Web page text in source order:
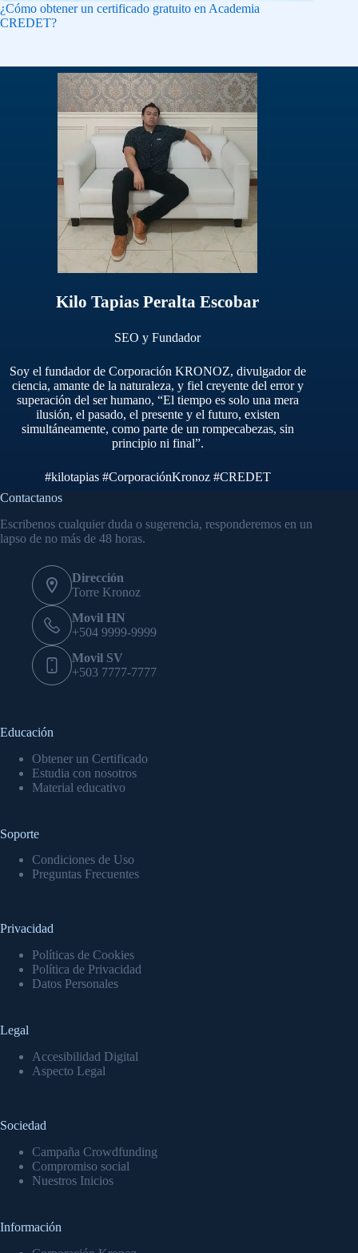
¿Cómo obtener un certificado gratuito en Academia
CREDET?
Kilo Tapias Peralta Escobar
SEO y Fundador
Soy el fundador de Corporación KRONOZ, divulgador de
ciencia, amante de la naturaleza, y fiel creyente del error y
superación del ser humano, “El tiempo es solo una mera
ilusión, el pasado, el presente y el futuro, existen
simultáneamente, como parte de un rompecabezas, sin
principio ni final”.
#kilotapias #CorporaciónKronoz #CREDET
Contactanos
Escribenos cualquier duda o sugerencia, responderemos en un
lapso de no más de 48 horas.
Dirección
Torre Kronoz
Movil HN
+504 9999-9999
Movil SV
+503 7777-7777
Educación
Obtener un Certificado
Estudia con nosotros
Material educativo
Soporte
Condiciones de Uso
Preguntas Frecuentes
Privacidad
Políticas de Cookies
Política de Privacidad
Datos Personales
Legal
Accesibilidad Digital
Aspecto Legal
Sociedad
Campaña Crowdfunding
Compromiso social
Nuestros Inicios
Información